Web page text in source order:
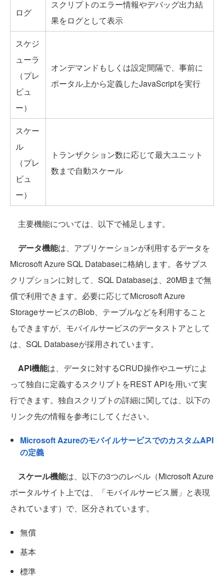
ログ
スクリプトのエラー情報やデバッグ出力結
果をログとして表示
スケジ
ューラ
（プレ
ビュ
ー）
オンデマンドもしくは設定間隔で、事前に
ポータル上から定義したJavaScriptを実行
スケー
ル
（プレ
ビュ
ー）
トランザクション数に応じて最大ユニット
数まで自動スケール
主要機能については、以下で補足します。
データ機能は、アプリケーションが利用するデータを
Microsoft Azure SQL Databaseに格納します。各サブス
クリプションに対して、SQL Databaseは、20MBまで無
償で利用できます。必要に応じてMicrosoft Azure
StorageサービスのBlob、テーブルなどを利用すること
もできますが、モバイルサービスのデータストアとして
は、SQL Databaseが採用されています。
API機能は、データに対するCRUD操作やユーザによ
って独自に定義するスクリプトをREST APIを用いて実
行できます。独自スクリプトの詳細に関しては、以下の
リンク先の情報を参考にしてください。
Microsoft AzureのモバイルサービスでのカスタムAPI
の定義
スケール機能は、以下の3つのレベル（Microsoft Azure
ポータルサイト上では、「モバイルサービス層」と表現
されています）で、区分されています。
無償
基本
標準